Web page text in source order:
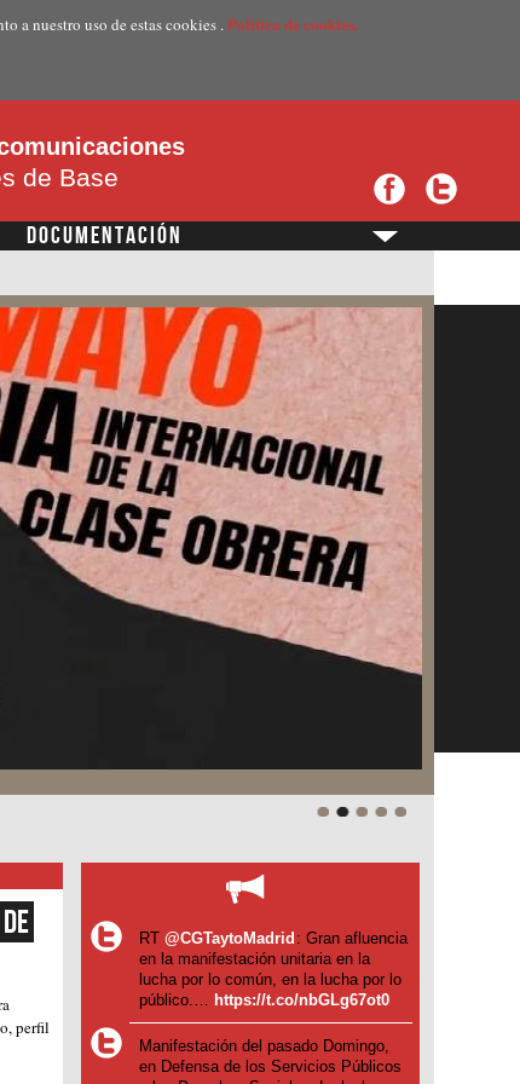
a nuestro uso de estas cookies .Politica de cookies.
de Base
DOCUMENTACIÓN ?
perfil
RT @CGTaytoMadrid : Gran afluencia
en la manifestación unitaria en la
lucha por lo común, en la lucha por lo
público.… https://t.co/nbGLg67ot0
Manifestación del pasado Domingo,
en Defensa de los Servicios Públicos